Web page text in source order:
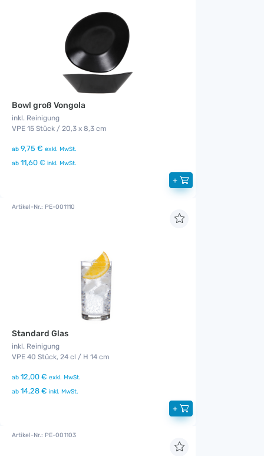
Bowl groß Vongola
inkl. Reinigung
VPE 15 Stück / 20,3 x 8,3 cm
ab 9,75 € exkl. MwSt.
ab 11,60 € inkl. MwSt.
+
Artikel-Nr.: PE-001110
Standard Glas
inkl. Reinigung
VPE 40 Stück, 24 cl / H 14 cm
ab 12,00 € exkl. MwSt.
ab 14,28 € inkl. MwSt.
+
Artikel-Nr.: PE-001103